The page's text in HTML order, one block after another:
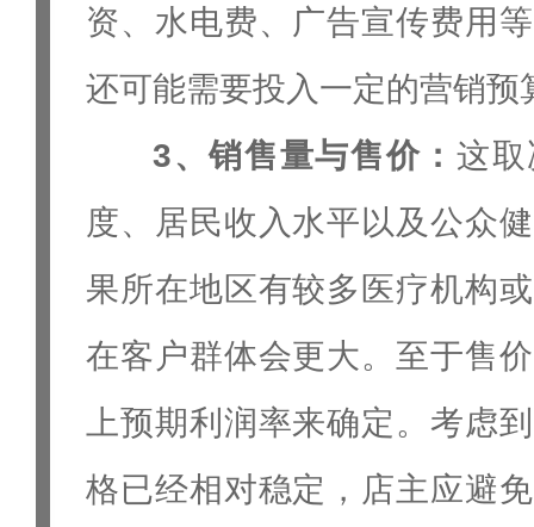
资、水电费、广告宣传费用
还可能需要投入一定的营销预
3、销售量与售价： 这
度、居民收入水平以及公众
果所在地区有较多医疗机构
在客户群体会更大。至于售
上预期利润率来确定。考虑
格已经相对稳定，店主应避